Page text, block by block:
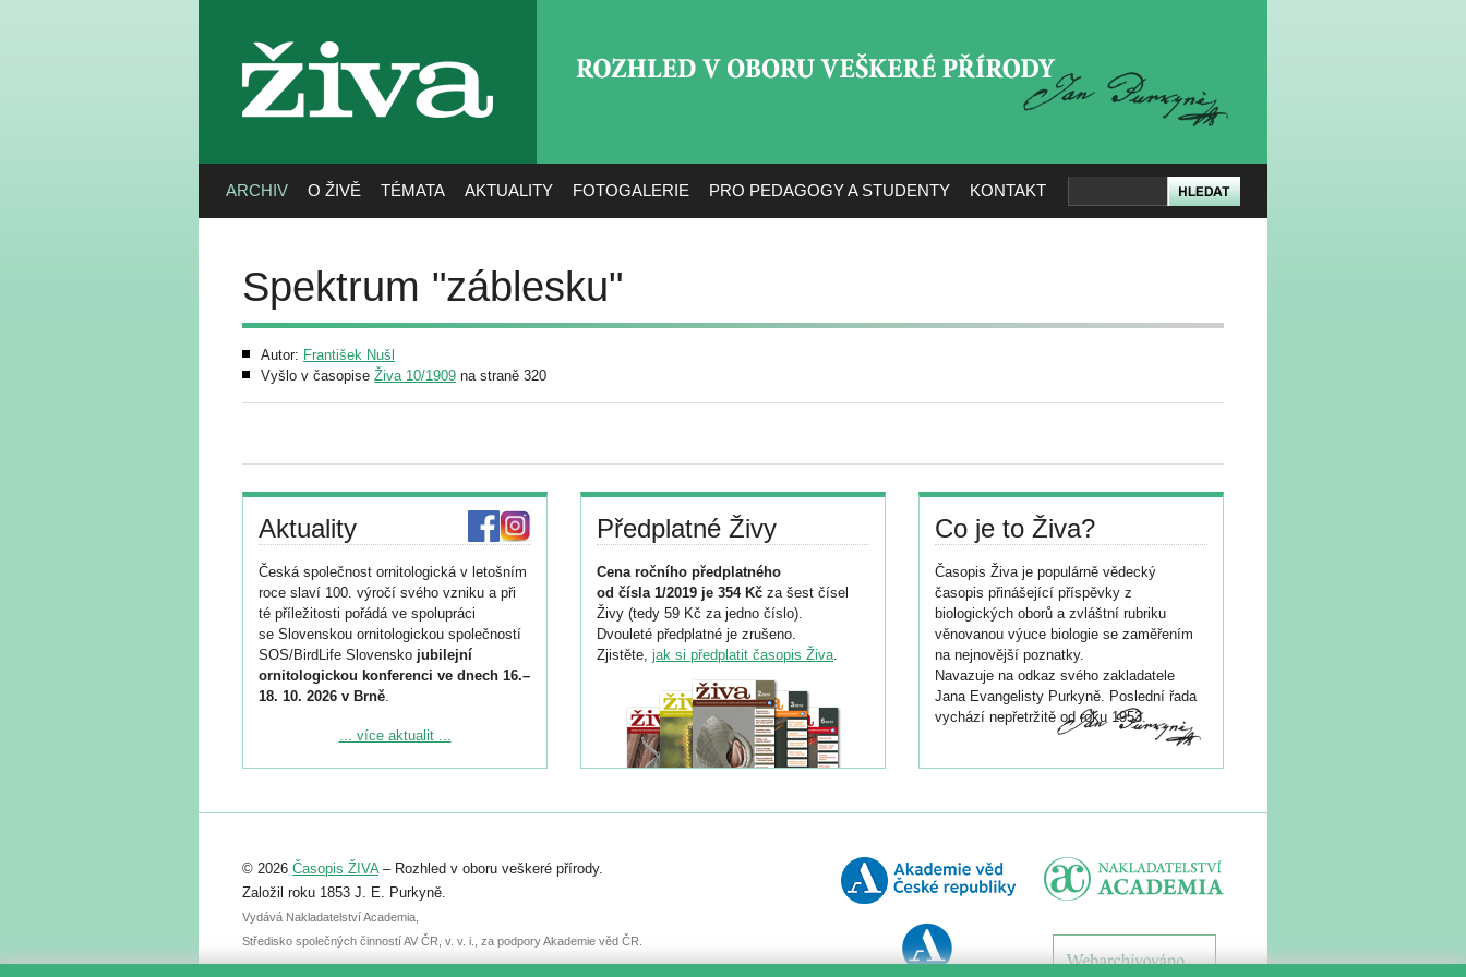
živa
ARCHIV O ŽIVĚ TÉMATA AKTUALITY FOTOGALERIE PRO PEDAGOGY A STUDENTY KONTAKT
Spektrum "záblesku"
Autor: František Nušl
Vyšlo v časopise Živa 10/1909 na straně 320
Aktuality
Česká společnost ornitologická v letošním
roce slaví 100. výročí svého vzniku a při
té příležitosti pořádá ve spolupráci
se Slovenskou ornitologickou společností
SOS/BirdLife Slovensko jubilejní
ornitologickou konferenci ve dnech 16.–
18. 10. 2026 v Brně.
Podrobnější informace ke konferenci
Registrovat se můžete do 6. září.
abstraktu přihlášené přednášky nebo
posteru je už 30. června.
... více aktualit ...
Předplatné Živy
Cena ročního předplatného
od čísla 1/2019 je 354 Kč za šest čísel
Živy (tedy 59 Kč za jedno číslo).
Dvouleté předplatné je zrušeno.
Zjistěte, jak si předplatit časopis Živa.
Co je to Živa?
Časopis Živa je populárně vědecký
časopis přinášející příspěvky z
biologických oborů a zvláštní rubriku
věnovanou výuce biologie se zaměřením
na nejnovější poznatky.
Navazuje na odkaz svého zakladatele
Jana Evangelisty Purkyně. Poslední řada
vychází nepřetržitě od roku 1953.
© 2026 Časopis ŽIVA– Rozhled v oboru veškeré přírody.
Založil roku 1853 J. E. Purkyně.
Vydává Nakladatelství Academia,
Středisko společných činností AV ČR, v. v. i., za podpory Akademie věd ČR.